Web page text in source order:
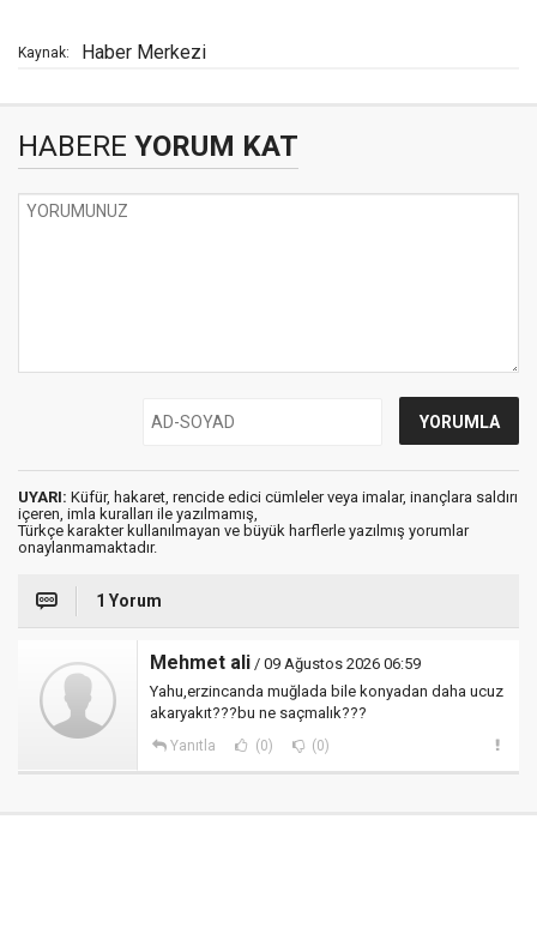
Kaynak: Haber Merkezi
HABERE YORUM KAT
UYARI: Küfür, hakaret, rencide edici cümleler veya imalar, inançlara saldırı
içeren, imla kuralları ile yazılmamış,
Türkçe karakter kullanılmayan ve büyük harflerle yazılmış yorumlar
onaylanmamaktadır.
1 Yorum
Mehmet ali / 09 Ağustos 2026 06:59
Yahu,erzincanda muğlada bile konyadan daha ucuz
akaryakıt???bu ne saçmalık???
Yanıtla (0) (0)